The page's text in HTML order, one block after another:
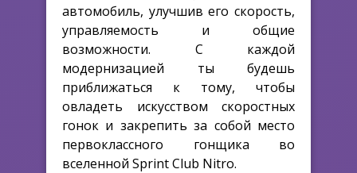
автомобиль, улучшив его скорость,
управляемость и общие
возможности. С каждой
модернизацией ты будешь
приближаться к тому, чтобы
овладеть искусством скоростных
гонок и закрепить за собой место
первоклассного гонщика во
вселенной Sprint Club Nitro.